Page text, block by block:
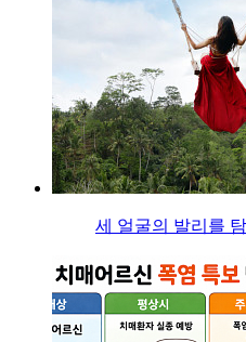
세 얼굴의 발리를